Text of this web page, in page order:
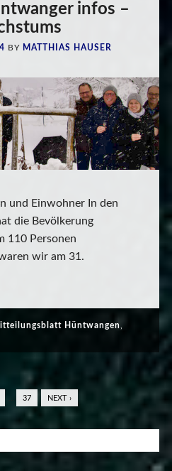
infos –
BY MATTHIAS HAUSER
und Einwohner In den
die Bevölkerung
110 Personen
wir am 31.
Hüntwangen,
… 37 NEXT ›